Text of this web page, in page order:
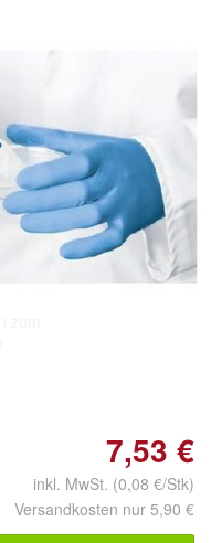
7,53 €
inkl. MwSt. (0,08 €/Stk)
Versandkosten nur 5,90 €